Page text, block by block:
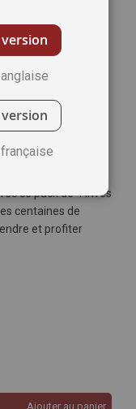
ce pack de 4 livres
centaines de
et profiter
Ajouter au panier
version